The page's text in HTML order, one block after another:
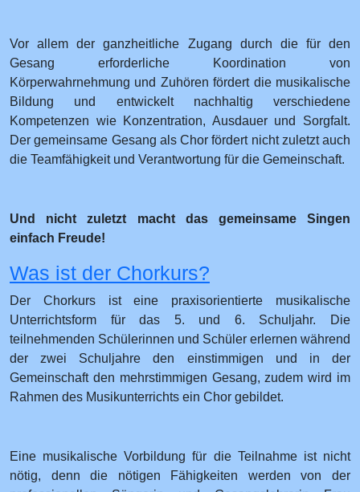
Vor allem der ganzheitliche Zugang durch die für den
Gesang erforderliche Koordination von
Körperwahrnehmung und Zuhören fördert die musikalische
Bildung und entwickelt nachhaltig verschiedene
Kompetenzen wie Konzentration, Ausdauer und Sorgfalt.
Der gemeinsame Gesang als Chor fördert nicht zuletzt auch
die Teamfähigkeit und Verantwortung für die Gemeinschaft.
Und nicht zuletzt macht das gemeinsame Singen
einfach Freude!
Was ist der Chorkurs?
Der Chorkurs ist eine praxisorientierte musikalische
Unterrichtsform für das 5. und 6. Schuljahr. Die
teilnehmenden Schülerinnen und Schüler erlernen während
der zwei Schuljahre den einstimmigen und in der
Gemeinschaft den mehrstimmigen Gesang, zudem wird im
Rahmen des Musikunterrichts ein Chor gebildet.
Eine musikalische Vorbildung für die Teilnahme ist nicht
nötig, denn die nötigen Fähigkeiten werden von der